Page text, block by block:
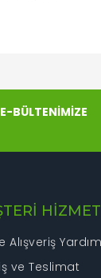
BÜLTENİMİZE
Alışveriş Yardım
ve Teslimat